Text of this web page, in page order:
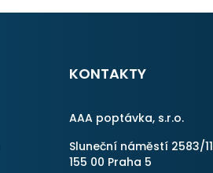
KONTAKTY
AAA poptávka, s.r.o.
Sluneční náměstí 2583/11
155 00 Praha 5